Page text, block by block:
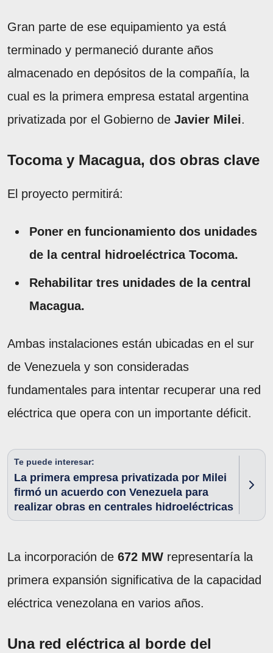
Gran parte de ese equipamiento ya está
terminado y permaneció durante años
almacenado en depósitos de la compañía, la
cual es la primera empresa estatal argentina
privatizada por el Gobierno de Javier Milei.
Tocoma y Macagua, dos obras clave
El proyecto permitirá:
Poner en funcionamiento dos unidades
de la central hidroeléctrica Tocoma.
Rehabilitar tres unidades de la central
Macagua.
Ambas instalaciones están ubicadas en el sur
de Venezuela y son consideradas
fundamentales para intentar recuperar una red
eléctrica que opera con un importante déficit.
Te puede interesar:
La primera empresa privatizada por Milei
firmó un acuerdo con Venezuela para
realizar obras en centrales hidroeléctricas
La incorporación de 672 MW representaría la
primera expansión significativa de la capacidad
eléctrica venezolana en varios años.
Una red eléctrica al borde del